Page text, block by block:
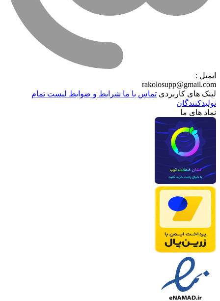
ایمیل :
rakolosupp@gmail.com
لینک های کاربردی تماس با ماشرایط و ضوابطلیست تمام
تولیدکنندگان
نماد های ما